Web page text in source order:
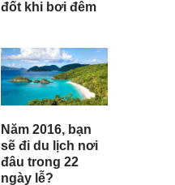
đốt khi bơi đêm
Năm 2016, bạn
sẽ đi du lịch nơi
đâu trong 22
ngày lễ?